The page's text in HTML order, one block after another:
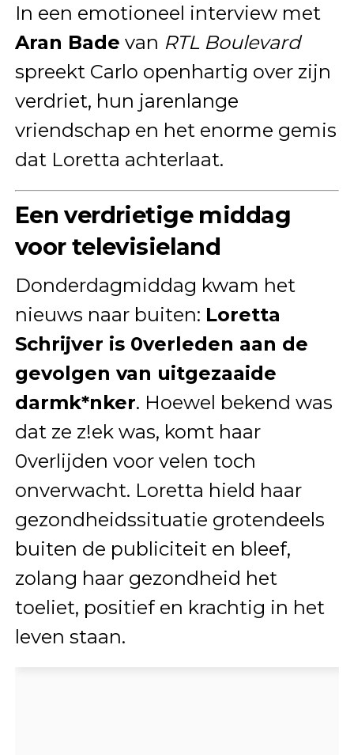
In een emotioneel interview met
Aran Bade van RTL Boulevard
spreekt Carlo openhartig over zijn
verdriet, hun jarenlange
vriendschap en het enorme gemis
dat Loretta achterlaat.
Een verdrietige middag
voor televisieland
Donderdagmiddag kwam het
nieuws naar buiten: Loretta
Schrijver is 0verleden aan de
gevolgen van uitgezaaide
darmk*nker. Hoewel bekend was
dat ze z!ek was, komt haar
0verlijden voor velen toch
onverwacht. Loretta hield haar
gezondheidssituatie grotendeels
buiten de publiciteit en bleef,
zolang haar gezondheid het
toeliet, positief en krachtig in het
leven staan.